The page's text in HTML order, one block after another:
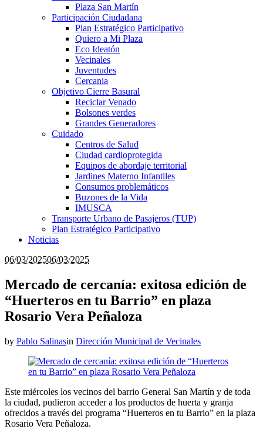
Plaza San Martín
Participación Ciudadana
Plan Estratégico Participativo
Quiero a Mi Plaza
Eco Ideatón
Vecinales
Juventudes
Cercania
Objetivo Cierre Basural
Reciclar Venado
Bolsones verdes
Grandes Generadores
Cuidado
Centros de Salud
Ciudad cardioprotegida
Equipos de abordaje territorial
Jardines Materno Infantiles
Consumos problemáticos
Buzones de la Vida
IMUSCA
Transporte Urbano de Pasajeros (TUP)
Plan Estratégico Participativo
Noticias
06/03/202506/03/2025
Mercado de cercanía: exitosa edición de
“Huerteros en tu Barrio” en plaza
Rosario Vera Peñaloza
by Pablo Salinasin Dirección Municipal de Vecinales
Este miércoles los vecinos del barrio General San Martín y de toda
la ciudad, pudieron acceder a los productos de huerta y granja
ofrecidos a través del programa “Huerteros en tu Barrio” en la plaza
Rosario Vera Peñaloza.